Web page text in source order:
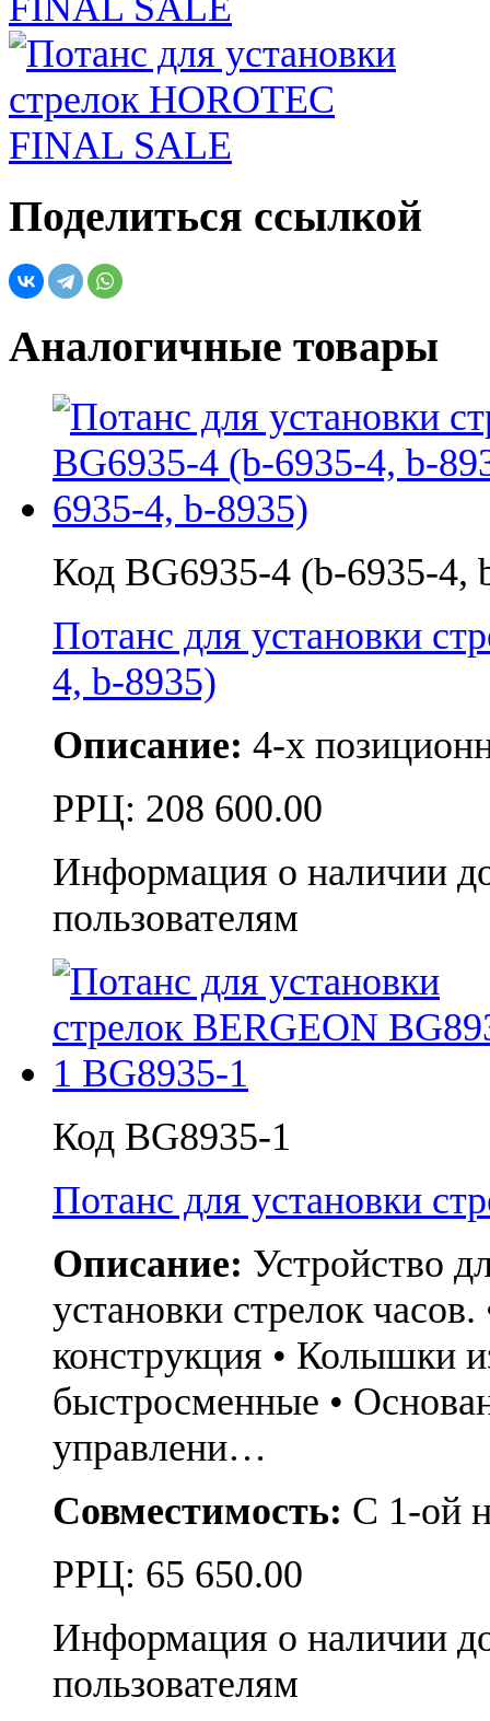
Поделиться ссылкой
Аналогичные товары
Код BG6935-4 (b-6935-4,
Потанс для установки
4, b-8935)
Описание: 4-х
РРЦ: 208 600.00
Информация о наличии
пользователям
Код BG8935-1
Потанс для установки
Описание: Устройство
установки стрелок
конструкция • Колышки
быстросменные •
управлени…
Совместимость: С 1-ой
РРЦ: 65 650.00
Информация о наличии
пользователям